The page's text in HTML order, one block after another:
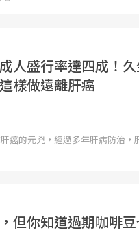
人盛行率達四成！
樣做遠離肝癌
癌的元兇，經過多年肝病防治，
但你知道過期咖啡